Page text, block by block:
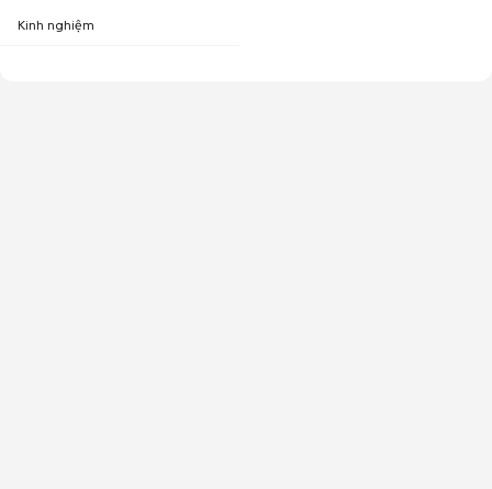
Kinh nghiệm